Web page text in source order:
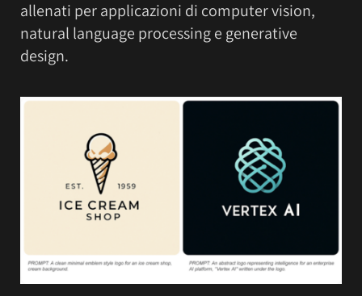
allenati per applicazioni di computer vision,
natural language processing e generative
design.